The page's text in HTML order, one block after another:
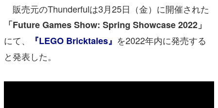
その他
電ファミニコゲーマーとは？
運営：株式会社マレ
販売元のThunderfulは3月25日（金）に開催された
「Future Games Show: Spring Showcase 2022」
にて、
『LEGO Bricktales』 を2022年内に発売する
と発表した。